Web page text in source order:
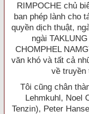
RIMPOCHE chủ
ban phép lành cho
quyền dịch thuật,
ngài
CHOMPHEL
văn khó và tất cả
về truyền
Tôi cũng chân
Lehmkuhl, Noel
Tenzin), Peter